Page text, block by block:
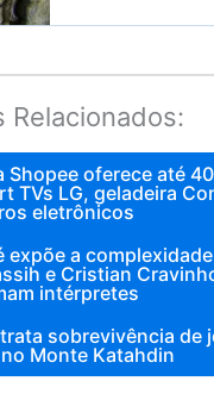
Relacionados:
Shopee oferece até
TVs LG, geladeira
eletrônicos
expõe a
e Cristian
intérpretes
sobrevivência de
Monte Katahdin